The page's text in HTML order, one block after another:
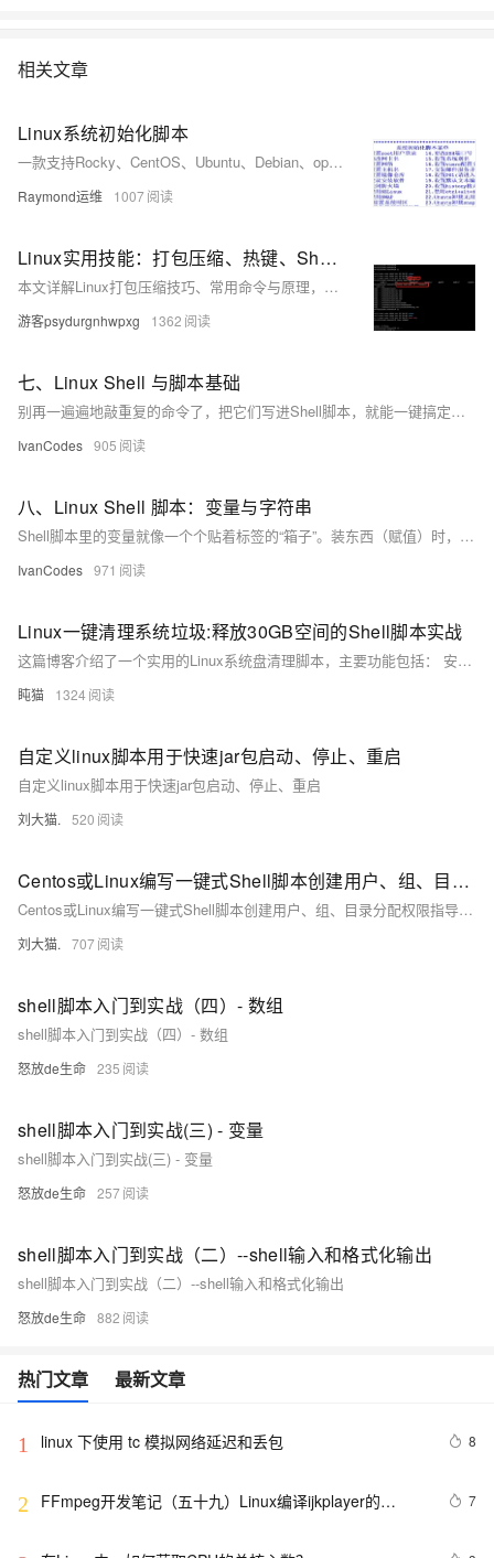
相关文章
Linux系统初始化脚本
一款支持Rocky、CentOS、Ubuntu、Debian、openEuler等主流Linux发行版的系统初始化Shell脚本，涵盖网络配置、主机名设置、镜像源更换、安全加固等多项功能，适配单/双网卡环境，支持UEFI引导，提供多版本下载与持续更新。
Raymond运维 1007
Linux实用技能：打包压缩、热键、Shell与权限管理
本文详解Linux打包压缩技巧、常用命令与原理，涵盖.zip与.tgz格式操作、跨系统传文件方法、Shell运行机制及权限管理，助你高效使用Linux系统。
游客psydurgnhwpxg 1362
七、Linux Shell 与脚本基础
别再一遍遍地敲重复的命令了，把它们写进Shell脚本，就能一键搞定。脚本本质上就是个存着一堆命令的文本文件，但要让它“活”起来，有几个关键点：文件开头最好用#!/usr/bin/env bash来指定解释器，并用chmod +x给它执行权限。执行时也有讲究：./script.sh是在一个新“房间”（子Shell）里跑，不影响你；而source script.sh是在当前“房间”里跑，适合用来加载环境变量和配置文件。
IvanCodes 905
八、Linux Shell 脚本：变量与字符串
Shell脚本里的变量就像一个个贴着标签的“箱子”。装东西（赋值）时，=两边千万不能有空格。用单引号''装进去的东西会原封不动，用双引号""则会让里面的
IvanCodes 971
Linux一键清理系统垃圾:释放30GB空间的Shell脚本实战​
这篇博客介绍了一个实用的Linux系统盘清理脚本，主要功能包括： 安全权限检查和旧内核清理，保留当前使用内核 7天以上日志文件清理和系统日志压缩 浏览器缓存(Chrome/Firefox)、APT缓存、临时文件清理 智能清理Snap旧版本和Docker无用数据 提供磁盘空间使用前后对比和大文件查找功能 脚本采用交互式设计确保安全性，适合定期维护开发环境、服务器和个人电脑。文章详细解析了脚本的关键功能代码，并给出了使用建议。完整脚本已开源，用户可根据需求自定义调整清理策略。
盹猫 1324
自定义linux脚本用于快速jar包启动、停止、重启
自定义linux脚本用于快速jar包启动、停止、重启
刘大猫. 520
Centos或Linux编写一键式Shell脚本创建用户、组、目录分配权限指导手册
Centos或Linux编写一键式Shell脚本创建用户、组、目录分配权限指导手册
刘大猫. 707
shell脚本入门到实战（四）- 数组
shell脚本入门到实战（四）- 数组
怒放de生命 235
shell脚本入门到实战(三) - 变量
shell脚本入门到实战(三) - 变量
怒放de生命 257
shell脚本入门到实战（二）--shell输入和格式化输出
shell脚本入门到实战（二）--shell输入和格式化输出
怒放de生命 882
热门文章 最新文章
1 linux 下使用 tc 模拟网络延迟和丢包 8
2
FFmpeg开发笔记（五十九）Linux编译ijkplayer的
7